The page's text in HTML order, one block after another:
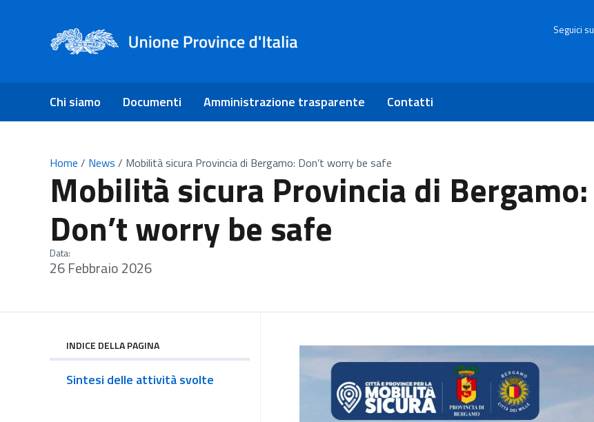
Seguici su
Chi siamo Documenti Amministrazione trasparente Contatti
Home / News / Mobilità sicura Provincia di Bergamo: Don’t worry be safe
Mobilità sicura Provincia di Bergamo:
Don’t worry be safe
Data:
26 Febbraio 2026
INDICE DELLA PAGINA
Sintesi delle attività svolte